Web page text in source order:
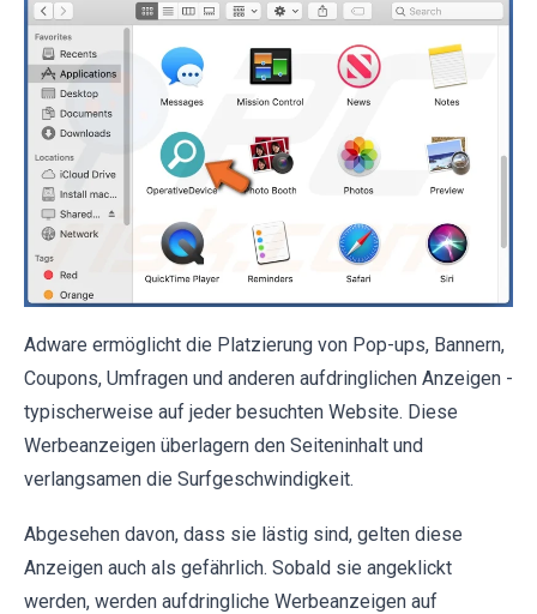
Adware ermöglicht die Platzierung von Pop-ups, Bannern,
Coupons, Umfragen und anderen aufdringlichen Anzeigen -
typischerweise auf jeder besuchten Website. Diese
Werbeanzeigen überlagern den Seiteninhalt und
verlangsamen die Surfgeschwindigkeit.
Abgesehen davon, dass sie lästig sind, gelten diese
Anzeigen auch als gefährlich. Sobald sie angeklickt
werden, werden aufdringliche Werbeanzeigen auf